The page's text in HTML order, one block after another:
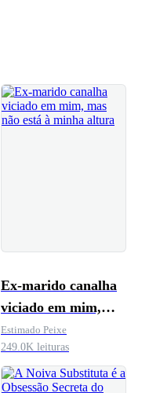
Ex-marido canalha
viciado em mim,
mas não está à
minha altura
Estimado Peixe
249.0K leituras